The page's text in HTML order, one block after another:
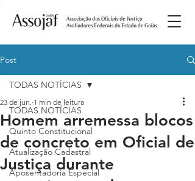
Post
TODAS NOTÍCIAS
Quinto Constitucional
Atualização Cadastral
Aposentadoria Especial
TODAS NOTÍCIAS
Homem arremessa blocos
de concreto em Oficial de
Justiça durante
23 de jun. 1 min de leitura